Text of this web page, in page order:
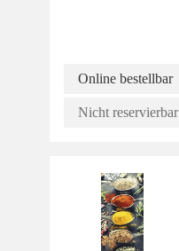
Online bestellbar
Nicht reservierbar